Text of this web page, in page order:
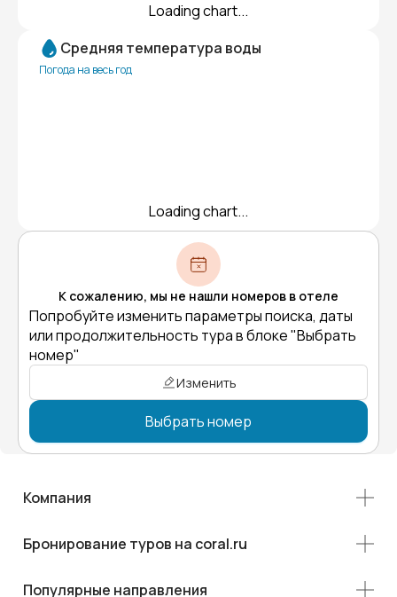
Loading chart...
Средняя температура воды
Погода на весь год
Loading chart...
К сожалению, мы не нашли номеров в отеле
Попробуйте изменить параметры поиска, даты
или продолжительность тура в блоке "Выбрать
номер"
Изменить
Выбрать номер
Компания
Бронирование туров на coral.ru
Популярные направления